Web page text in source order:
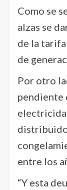
Como se
alzas se
de la
de
Por otro
pendiente
entre los
“Y esta